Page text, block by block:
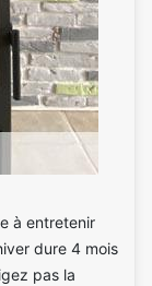
à entretenir
dure 4 mois
pas la